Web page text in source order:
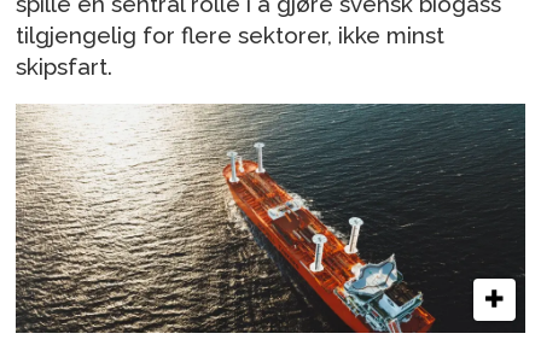
tilgjengelig for flere sektorer, ikke minst
skipsfart.